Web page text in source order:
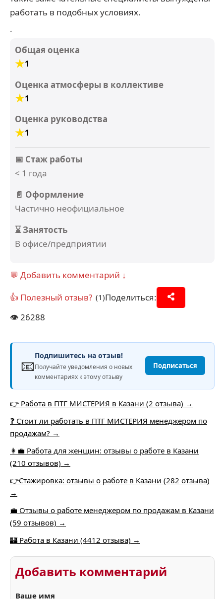
работать в подобных условиях.
.
Общая оценка
1
Оценка атмосферы в коллективе
1
Оценка руководства
1
📅 Стаж работы
< 1 года
📄 Оформление
Частично неофициальное
⌛ Занятость
В офисе/предприятии
💬 Добавить комментарий ↓
👍 Полезный отзыв? (1)Поделиться:
👁️ 26288
📧
Подпишитесь на отзыв!
Получайте уведомления о новых
комментариях к этому отзыву
Подписаться
👉 Работа в ПТГ МИСТЕРИЯ в Казани (2 отзыва) →
❓ Стоит ли работать в ПТГ МИСТЕРИЯ менеджером по
продажам? →
👩‍💼 Работа для женщин: отзывы о работе в Казани
(210 отзывов) →
👉Стажировка: отзывы о работе в Казани (282 отзыва)
→
💼 Отзывы о работе менеджером по продажам в Казани
(59 отзывов) →
🏰 Работа в Казани (4412 отзыва) →
Добавить комментарий
Ваше имя